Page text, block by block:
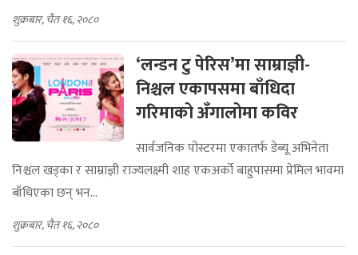
शुक्रबार, चैत १६, २०८०
‘लन्डन टु पेरिस’मा साम्राज्ञी-
निश्चल एकापसमा बाँधिदा
गरिमाको अँगालोमा कविर
सार्वजनिक पोस्टरमा एकातर्फ डेब्यू अभिनेता
निश्चल खड्का र साम्राज्ञी राज्यलक्ष्मी शाह एकअर्को बाहुपासमा प्रेमिल भावमा
बाँधिएका छन् भन...
शुक्रबार, चैत १६, २०८०